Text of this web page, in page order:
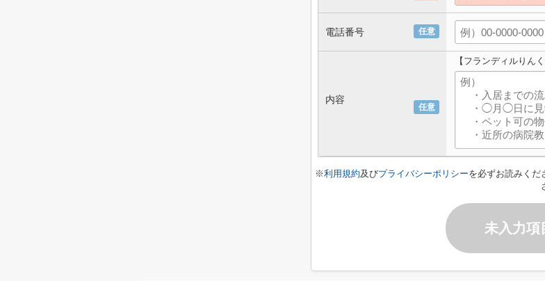
任意
電話番号
任意
内容
【フランディルりん
※利用規約及びプライバシーポリシーを必ずお読みくだ
未入力項